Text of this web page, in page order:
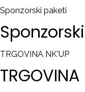
Sponzorski paketi
Sponzorski
TRGOVINA NK'UP
TRGOVINA